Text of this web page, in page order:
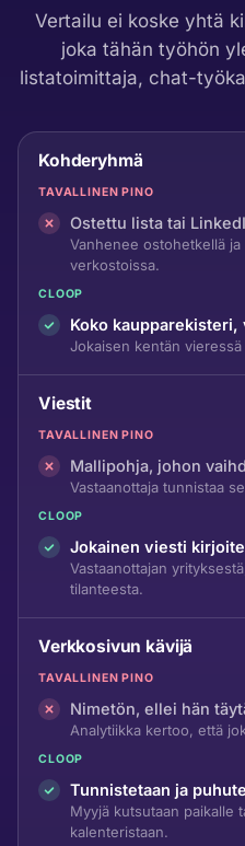
Vertailu ei koske yhtä
joka tähän työhön
listatoimittaja, chat-
Kohderyhmä
TAVALLINEN PINO
Ostettu lista tai
Vanhenee ostohetkellä
verkostoissa.
CLOOP
Koko
Jokaisen kentän
Viestit
TAVALLINEN PINO
Mallipohja, johon
Vastaanottaja tunnistaa
CLOOP
Jokainen viesti
Vastaanottajan
tilanteesta.
Verkkosivun kävijä
TAVALLINEN PINO
Nimetön, ellei hän
Analytiikka kertoo, että
CLOOP
Tunnistetaan ja
Myyjä kutsutaan paikalle
kalenteristaan.